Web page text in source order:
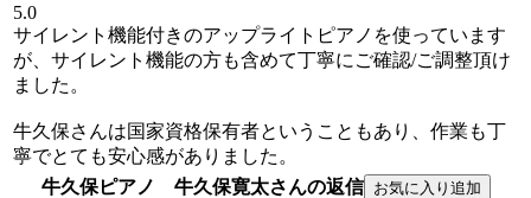
5.0
サイレント機能付きのアップライトピアノを使っています
が、サイレント機能の方も含めて丁寧にご確認/ご調整頂け
ました。
牛久保さんは国家資格保有者ということもあり、作業も丁
寧でとても安心感がありました。
牛久保ピアノ 牛久保寛太さんの返信